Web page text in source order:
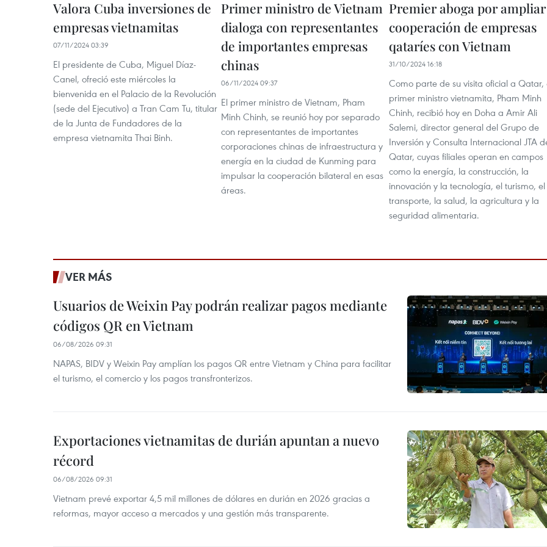
Valora Cuba inversiones de
empresas vietnamitas
07/11/2024 03:39
El presidente de Cuba, Miguel Díaz-
Canel, ofreció este miércoles la
bienvenida en el Palacio de la Revolución
(sede del Ejecutivo) a Tran Cam Tu, titular
de la Junta de Fundadores de la
empresa vietnamita Thai Binh.
Primer ministro de Vietnam
dialoga con representantes
de importantes empresas
chinas
06/11/2024 09:37
El primer ministro de Vietnam, Pham
Minh Chinh, se reunió hoy por separado
con representantes de importantes
corporaciones chinas de infraestructura y
energía en la ciudad de Kunming para
impulsar la cooperación bilateral en esas
áreas.
Premier aboga por ampliar
cooperación de empresas
qataríes con Vietnam
31/10/2024 16:18
Como parte de su visita oficial a Qatar,
primer ministro vietnamita, Pham Minh
Chinh, recibió hoy en Doha a Amir Ali
Salemi, director general del Grupo de
Inversión y Consulta Internacional JTA
Qatar, cuyas filiales operan en campos
como la energía, la construcción, la
innovación y la tecnología, el turismo, el
transporte, la salud, la agricultura y la
seguridad alimentaria.
VER MÁS
Usuarios de Weixin Pay podrán realizar pagos mediante
códigos QR en Vietnam
06/08/2026 09:31
NAPAS, BIDV y Weixin Pay amplían los pagos QR entre Vietnam y China para facilitar
el turismo, el comercio y los pagos transfronterizos.
Exportaciones vietnamitas de durián apuntan a nuevo
récord
06/08/2026 09:31
Vietnam prevé exportar 4,5 mil millones de dólares en durián en 2026 gracias a
reformas, mayor acceso a mercados y una gestión más transparente.